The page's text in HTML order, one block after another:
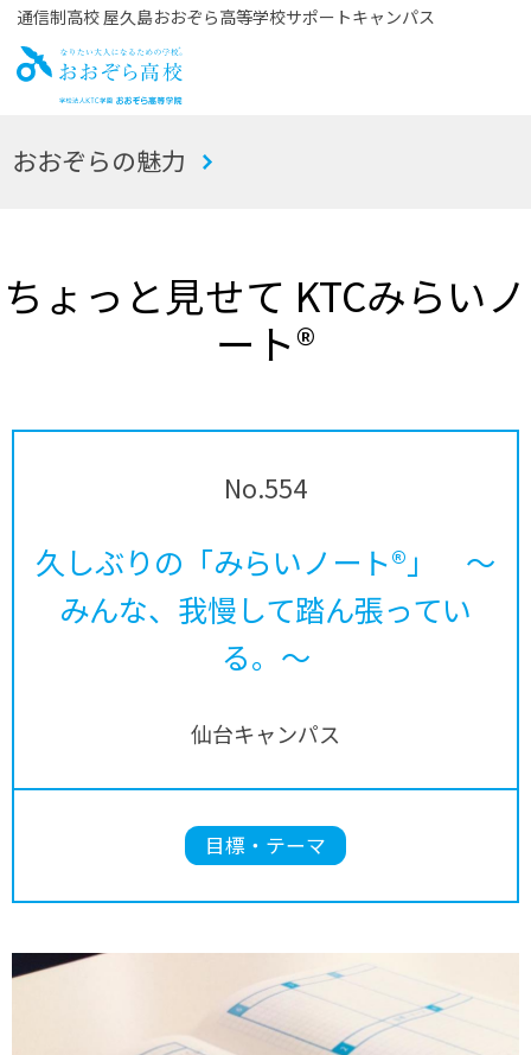
通信制高校 屋久島おおぞら高等学校サポートキャンパス
お
おおぞらの魅力
ちょっと見せて KTCみらいノ
ート®
No.554
久しぶりの「みらいノート®」 ～
みんな、我慢して踏ん張ってい
る。～
仙台キャンパス
目標・テーマ